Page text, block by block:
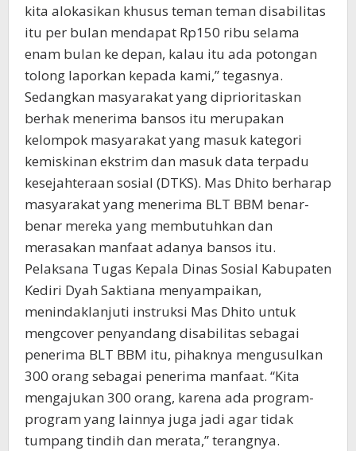
kita alokasikan khusus teman teman disabilitas
itu per bulan mendapat Rp150 ribu selama
enam bulan ke depan, kalau itu ada potongan
tolong laporkan kepada kami,” tegasnya.
Sedangkan masyarakat yang diprioritaskan
berhak menerima bansos itu merupakan
kelompok masyarakat yang masuk kategori
kemiskinan ekstrim dan masuk data terpadu
kesejahteraan sosial (DTKS). Mas Dhito berharap
masyarakat yang menerima BLT BBM benar-
benar mereka yang membutuhkan dan
merasakan manfaat adanya bansos itu.
Pelaksana Tugas Kepala Dinas Sosial Kabupaten
Kediri Dyah Saktiana menyampaikan,
menindaklanjuti instruksi Mas Dhito untuk
mengcover penyandang disabilitas sebagai
penerima BLT BBM itu, pihaknya mengusulkan
300 orang sebagai penerima manfaat. “Kita
mengajukan 300 orang, karena ada program-
program yang lainnya juga jadi agar tidak
tumpang tindih dan merata,” terangnya.